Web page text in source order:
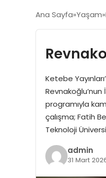
Ana Sayfa Yaşam
Ketebe
Revnakoğlu’nun
programıyla
çalışma; Fatih
Teknoloji
admin
31 Mart